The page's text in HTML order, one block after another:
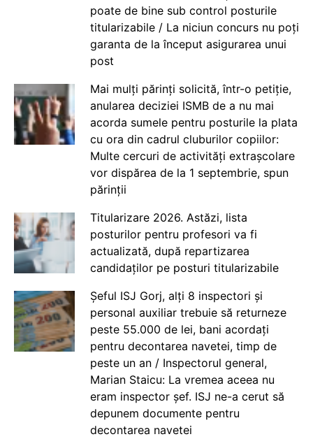
poate de bine sub control posturile
titularizabile / La niciun concurs nu poți
garanta de la început asigurarea unui
post
Mai mulți părinți solicită, într-o petiție,
anularea deciziei ISMB de a nu mai
acorda sumele pentru posturile la plata
cu ora din cadrul cluburilor copiilor:
Multe cercuri de activități extrașcolare
vor dispărea de la 1 septembrie, spun
părinții
Titularizare 2026. Astăzi, lista
posturilor pentru profesori va fi
actualizată, după repartizarea
candidaților pe posturi titularizabile
Șeful ISJ Gorj, alți 8 inspectori și
personal auxiliar trebuie să returneze
peste 55.000 de lei, bani acordați
pentru decontarea navetei, timp de
peste un an / Inspectorul general,
Marian Staicu: La vremea aceea nu
eram inspector șef. ISJ ne-a cerut să
depunem documente pentru
decontarea navetei